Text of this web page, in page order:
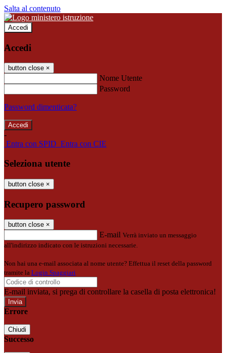
Salta al contenuto
Accedi
Accedi
button close ×
Nome Utente
Password
Password dimenticata?
-
Entra con SPID Entra con CIE
Seleziona utente
button close ×
Recupero password
button close ×
E-mail Verrà inviato un messaggio
all'indirizzo indicato con le istruzioni necessarie.
Non hai una e-mail associata al nome utente? Effettua il reset della password
tramite la Login Spaggiari
E-mail inviata, si prega di controllare la casella di posta elettronica!
Errore
Chiudi
Successo